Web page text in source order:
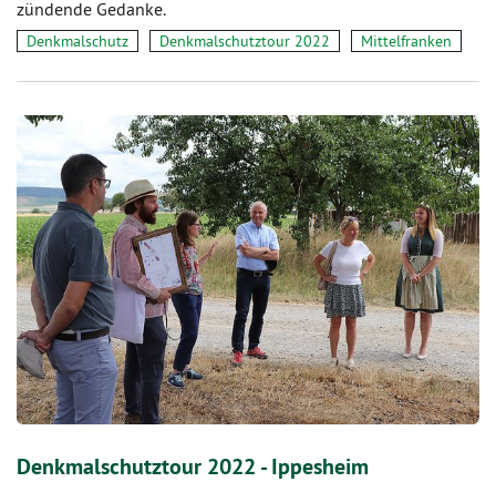
zündende Gedanke.
Denkmalschutz Denkmalschutztour 2022 Mittelfranken
Denkmalschutztour 2022 - Ippesheim